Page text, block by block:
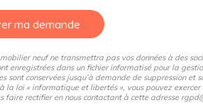
ma demande
neuf ne transmettra pas vos données à des
enregistrées dans un fichier informatisé pour la
sont conservées jusqu’à demande de suppression et
la loi « informatique et libertés », vous pouvez exercer
faire rectifier en nous contactant à cette adresse